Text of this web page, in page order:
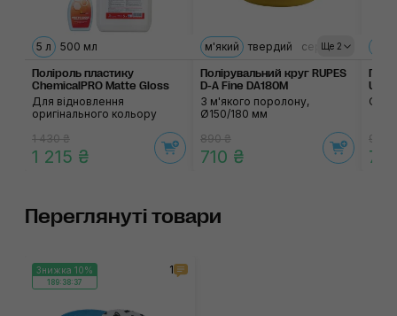
5 л 500 мл
Поліроль пластику
ChemicalPRO Matte Gloss
Для відновлення
оригінального кольору
1 430 ₴
1 215 ₴
Ще 2
м'який твердий середній
Полірувальний круг RUPES
D-A Fine DA180M
З м'якого поролону,
Ø150/180 мм
890 ₴
710 ₴
Uno
985
Переглянуті товари
Знижка 10%
189:38:37
1